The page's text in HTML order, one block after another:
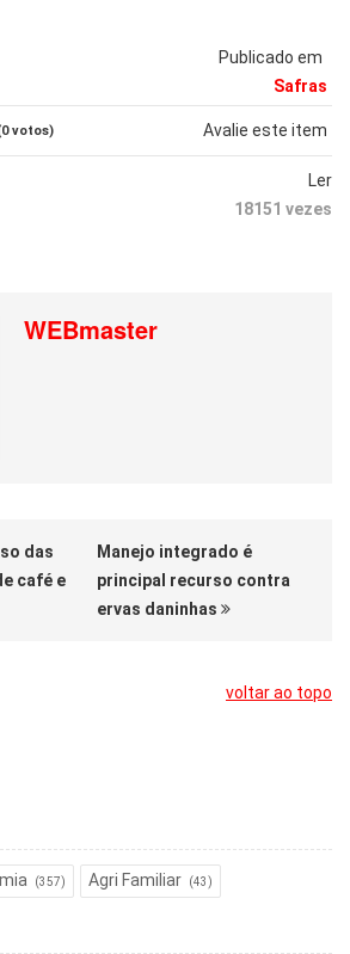
Publicado em
Safras
Avalie este item
votos)
Ler
18151 vezes
WEBmaster
das
café e
Manejo integrado é
principal recurso contra
ervas daninhas
voltar ao topo
(357) Agri Familiar (43)